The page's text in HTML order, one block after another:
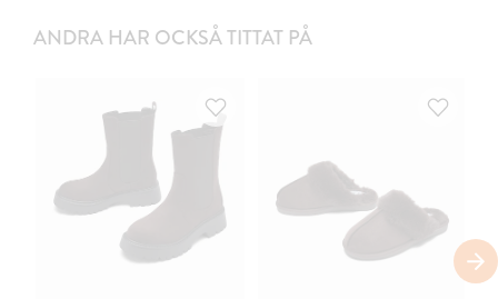
ANDRA HAR OCKSÅ TITTAT PÅ